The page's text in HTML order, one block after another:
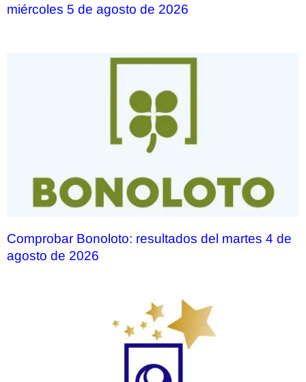
miércoles 5 de agosto de 2026
Comprobar Bonoloto: resultados del martes 4 de
agosto de 2026